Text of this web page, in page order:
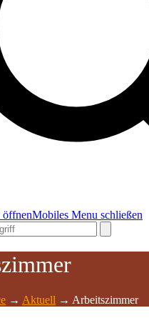
Mobiles Menu schließen
→ Aktuell → Arbeitszimmer